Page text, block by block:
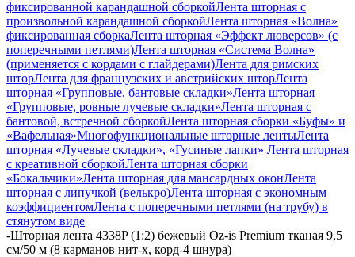
фиксированной карандашной сборкойЛента шторная с
произвольной карандашной сборкойЛента шторная «Волна»
фиксированная сборкаЛента шторная «Эффект люверсов» (с
поперечными петлями)Лента шторная «Система Волна»
(применяется с кордами с глайдерами)Лента для римских
шторЛента для французских и австрийских шторЛента
шторная «Групповые, бантовые складки»Лента шторная
«Групповые, ровные лучевые складки»Лента шторная с
бантовой, встречной сборкойЛента шторная сборки «Буфы» и
«Вафельная»Многофункциональные шторные лентыЛента
шторная «Лучевые складки», «Гусиные лапки» Лента шторная
с креативной сборкойЛента шторная сборки
«Бокальчики»Лента шторная для мансардных оконЛента
шторная с липучкой (велькро)Лента шторная с экономным
коэффициентомЛента с поперечными петлями (на трубу) в
стянутом виде
-Шторная лента 4338P (1:2) бежевый Oz-is Premium тканая 9,5
см/50 м (8 карманов нит-х, корд-4 шнура)